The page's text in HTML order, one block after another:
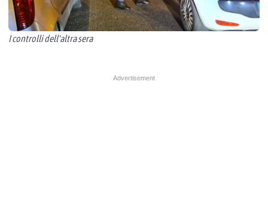
I controlli dell'altra sera